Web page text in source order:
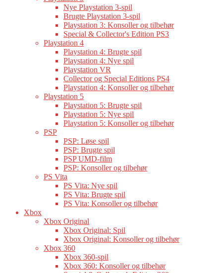
Nye Playstation 3-spil
Brugte Playstation 3-spil
Playstation 3: Konsoller og tilbehør
Special & Collector's Edition PS3
Playstation 4
Playstation 4: Brugte spil
Playstation 4: Nye spil
Playstation VR
Collector og Special Editions PS4
Playstation 4: Konsoller og tilbehør
Playstation 5
Playstation 5: Brugte spil
Playstation 5: Nye spil
Playstation 5: Konsoller og tilbehør
PSP
PSP: Løse spil
PSP: Brugte spil
PSP UMD-film
PSP: Konsoller og tilbehør
PS Vita
PS Vita: Nye spil
PS Vita: Brugte spil
PS Vita: Konsoller og tilbehør
Xbox
Xbox Original
Xbox Original: Spil
Xbox Original: Konsoller og tilbehør
Xbox 360
Xbox 360-spil
Xbox 360: Konsoller og tilbehør